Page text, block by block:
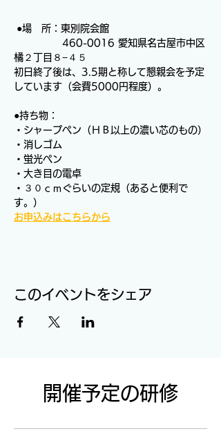
●場　所：東別院会館
460-0016 愛知県名古屋市中区
橘２丁目８−４５
初日終了後は、3.5期と称して懇親会を予定
しています（会費5000円程度）。
●持ち物：
・シャープペン（ＨＢ以上の濃い芯のもの）
・消しゴム
・蛍光ペン
・大き目の電卓
・３０ｃｍぐらいの定規（あると便利で
す。）
お申込みはこちらから
このイベントをシェア
開催予定の研修